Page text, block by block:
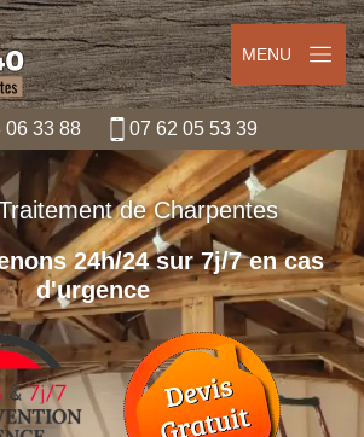
MENU
06 33 88 07 62 05 53 39
de Charpentes
24h/24 sur 7j/7 en cas
d'urgence